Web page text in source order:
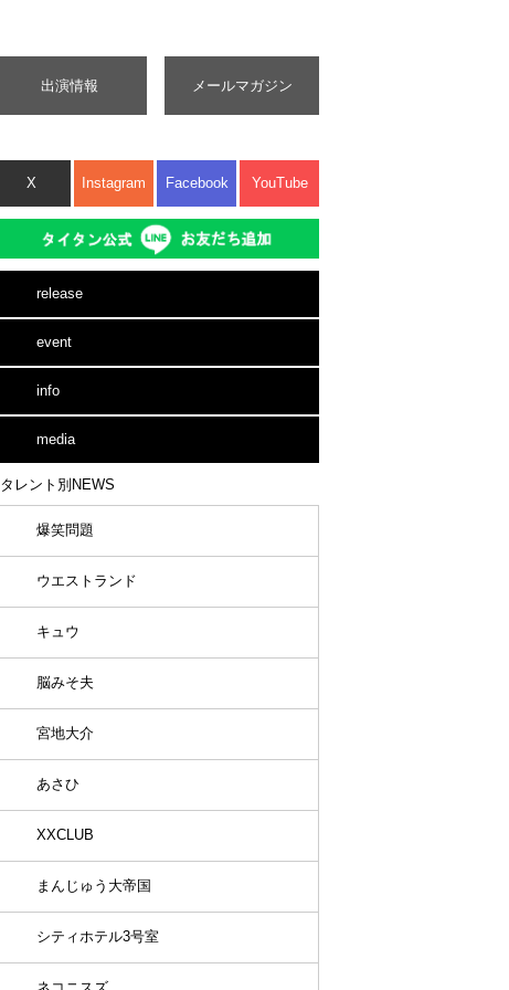
出演情報 メールマガジン
X Instagram Facebook YouTube
release
event
info
media
タレント別NEWS
爆笑問題
ウエストランド
キュウ
脳みそ夫
宮地大介
あさひ
XXCLUB
まんじゅう大帝国
シティホテル3号室